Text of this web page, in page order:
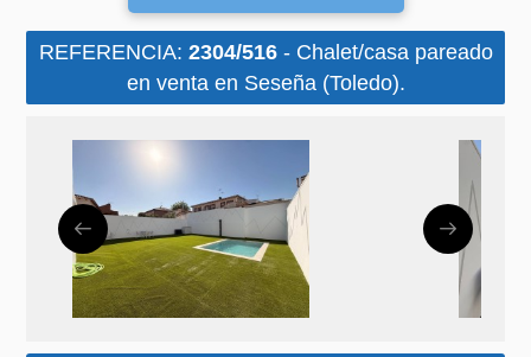
REFERENCIA: 2304/516- Chalet/casa pareado
en venta en Seseña (Toledo).